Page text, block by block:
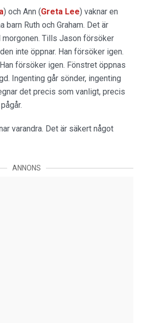
) och Ann (Greta Lee) vaknar en
barn Ruth och Graham. Det är
Tills Jason försöker
inte öppnar. Han försöker igen.
försöker igen. Fönstret öppnas
Ingenting går sönder, ingenting
det precis som vanligt, precis
varandra. Det är säkert något
ANNONS